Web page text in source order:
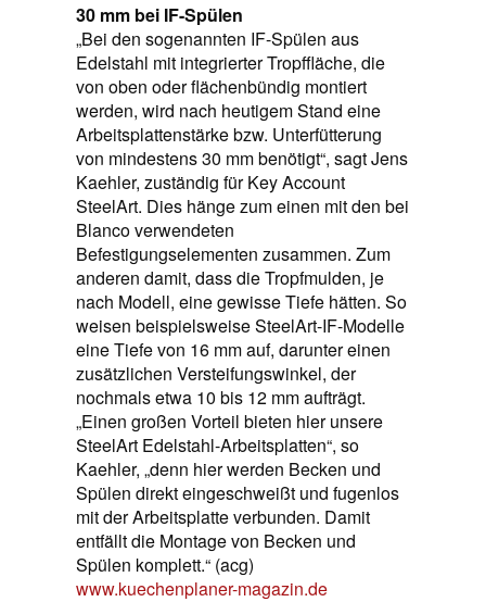
30 mm bei IF-Spülen
„Bei den sogenannten IF-Spülen aus
Edelstahl mit integrierter Tropffläche, die
von oben oder flächenbündig montiert
werden, wird nach heutigem Stand eine
Arbeitsplattenstärke bzw. Unterfütterung
von mindestens 30 mm benötigt“, sagt Jens
Kaehler, zuständig für Key Account
SteelArt. Dies hänge zum einen mit den bei
Blanco verwendeten
Befestigungselementen zusammen. Zum
anderen damit, dass die Tropfmulden, je
nach Modell, eine gewisse Tiefe hätten. So
weisen beispielsweise SteelArt-IF-Modelle
eine Tiefe von 16 mm auf, darunter einen
zusätzlichen Versteifungswinkel, der
nochmals etwa 10 bis 12 mm aufträgt.
„Einen großen Vorteil bieten hier unsere
SteelArt Edelstahl-Arbeitsplatten“, so
Kaehler, „denn hier werden Becken und
Spülen direkt eingeschweißt und fugenlos
mit der Arbeitsplatte verbunden. Damit
entfällt die Montage von Becken und
Spülen komplett.“ (acg)
www.kuechenplaner-magazin.de